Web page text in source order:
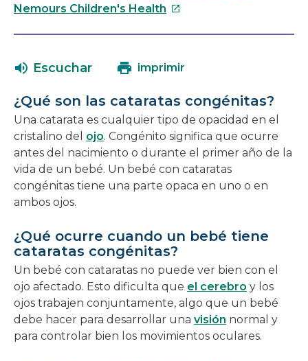
Nemours Children's Health Este
en
nueva
ventana
Escuchar imprimir
¿Qué son las cataratas congénitas?
Una catarata es cualquier tipo de opacidad en el
cristalino del ojo. Congénito significa que ocurre
antes del nacimiento o durante el primer año de la
vida de un bebé. Un bebé con cataratas
congénitas tiene una parte opaca en uno o en
ambos ojos.
¿Qué ocurre cuando un bebé tiene
cataratas congénitas?
Un bebé con cataratas no puede ver bien con el
ojo afectado. Esto dificulta que el cerebro y los
ojos trabajen conjuntamente, algo que un bebé
debe hacer para desarrollar una visión normal y
para controlar bien los movimientos oculares.